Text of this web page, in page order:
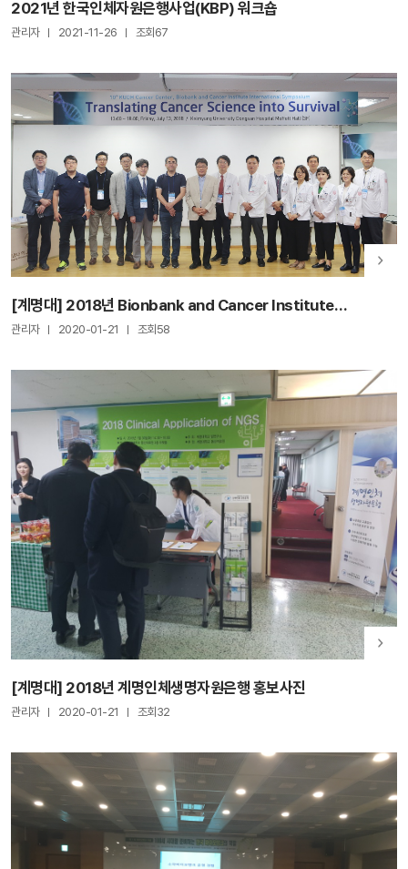
2021년 한국인체자원은행사업(KBP) 워크숍
관리자 2021-11-26 조회67
[계명대] 2018년 Bionbank and Cancer Institute
International Symposium
관리자 2020-01-21 조회58
[계명대] 2018년 계명인체생명자원은행 홍보사진
관리자 2020-01-21 조회32